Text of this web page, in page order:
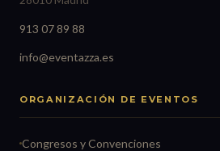
913 07 89 88
info@eventazza.es
ORGANIZACIÓN DE EVENTOS
Congresos y Convenciones